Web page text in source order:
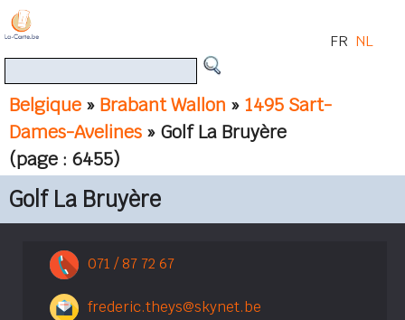
Belgique » Brabant Wallon » 1495 Sart-
Dames-Avelines » Golf La Bruyère
(page : 6455)
FR NL
Golf La Bruyère
071 / 87 72 67
frederic.theys@skynet.be